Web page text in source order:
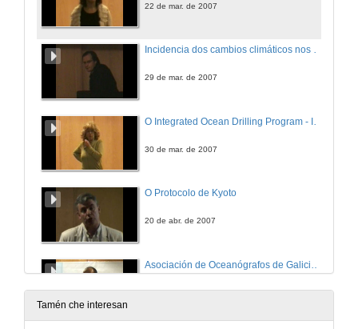
22 de mar. de 2007
Incidencia dos cambios climáticos nos ecosistemas do noroeste da Península Ibérica
29 de mar. de 2007
30 de mar. de 2007
O Protocolo de Kyoto
20 de abr. de 2007
3 de maio de 2007
Tamén che interesan